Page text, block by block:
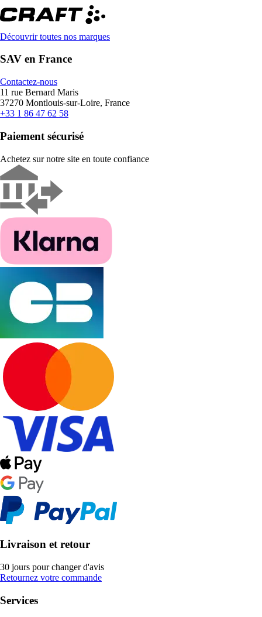
Découvrir toutes nos marques
SAV en France
Contactez-nous
11 rue Bernard Maris
37270 Montlouis-sur-Loire, France
+33 1 86 47 62 58
Paiement sécurisé
Achetez sur notre site en toute confiance
Livraison et retour
30 jours pour changer d'avis
Retournez votre commande
Services